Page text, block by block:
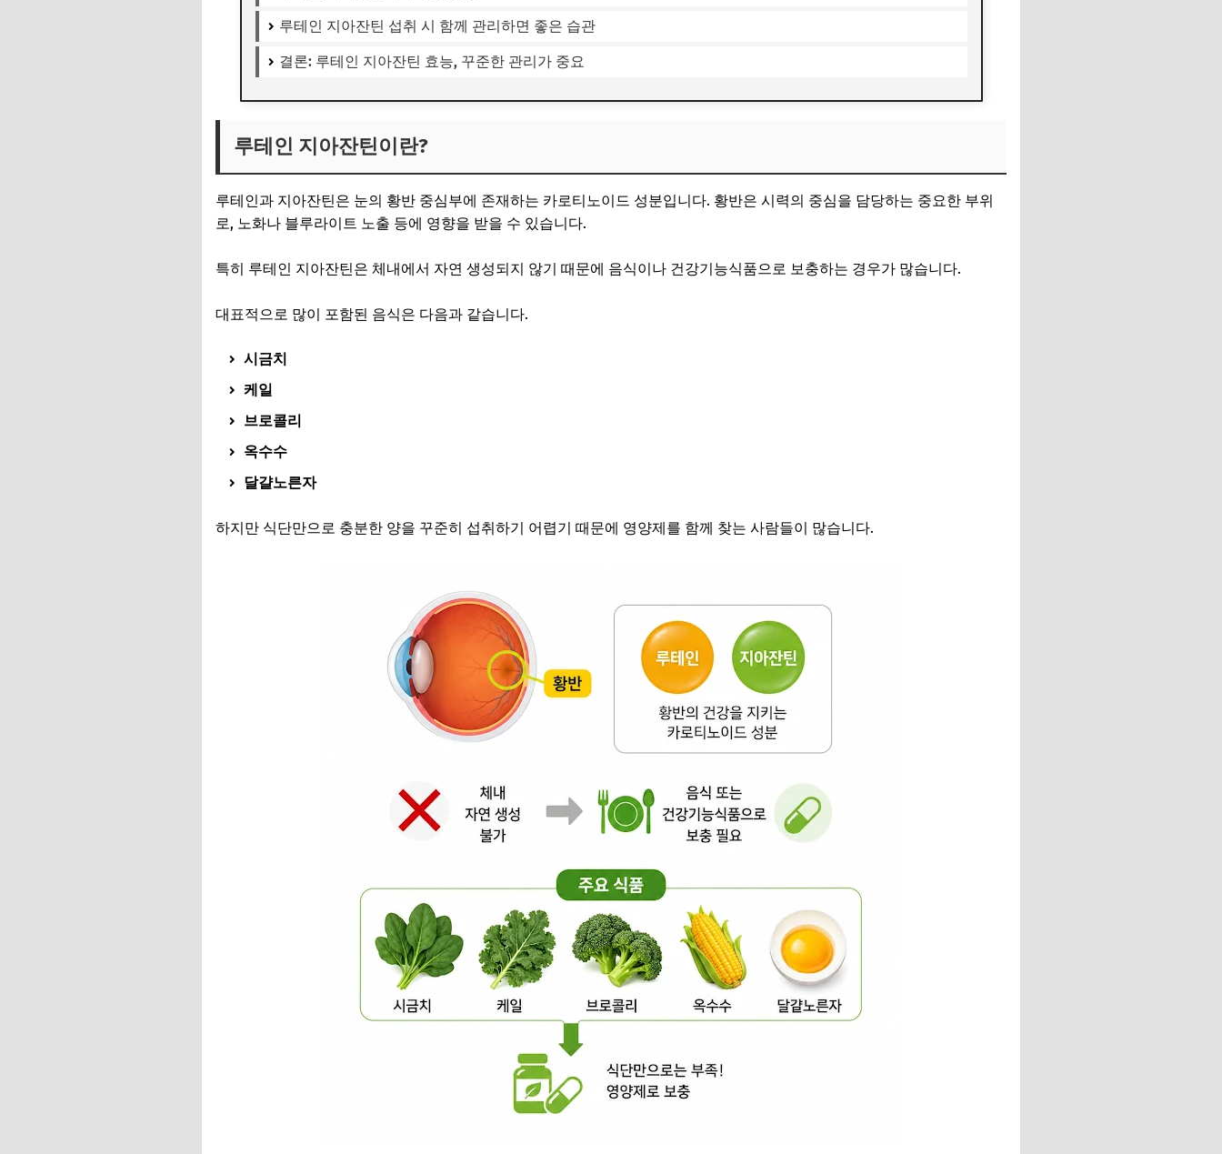
루테인 지아잔틴 섭취 시 함께 관리하면 좋은 습관
결론: 루테인 지아잔틴 효능, 꾸준한 관리가 중요
루테인 지아잔틴이란?
루테인과 지아잔틴은 눈의 황반 중심부에 존재하는 카로티노이드 성분입니다. 황반은 시력의 중심을 담당하는 중요한 부위
로, 노화나 블루라이트 노출 등에 영향을 받을 수 있습니다.
특히 루테인 지아잔틴은 체내에서 자연 생성되지 않기 때문에 음식이나 건강기능식품으로 보충하는 경우가 많습니다.
대표적으로 많이 포함된 음식은 다음과 같습니다.
시금치
케일
브로콜리
옥수수
달걀노른자
하지만 식단만으로 충분한 양을 꾸준히 섭취하기 어렵기 때문에 영양제를 함께 찾는 사람들이 많습니다.